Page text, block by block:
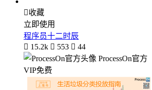
收藏
立即使用
程序员十二时辰
 15.2k  553  44
ProcessOn官方
VIP免费